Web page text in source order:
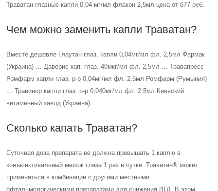
Траватан глазные капли 0,04 мг/мл флакон 2,5мл цена от 677 руб.
Чем можно заменить капли Траватан?
Вместе дешевле Глаутан глаз. капли 0,04мг/мл фл. 2,5мл Фармак
(Украина) … Даверис кап. глаз. 40мкг/мл фл. 2,5мл … Травапресс
Ромфарм капли глаз. р-р 0,04мг/мл фл. 2,5мл Ромфарм (Румыния)
… Травинор капли глаз. р-р 0,040мг/мл фл. 2,5мл Киевский
витаминный завод (Украина)
Сколько капать Траватан?
Суточная доза препарата не должна превышать 1 каплю в
конъюнктивальный мешок глаза 1 раз в сутки. Траватан® может
применяться в комбинации с другими местными
офтальмологическими препаратами для снижения ВГД. В этом